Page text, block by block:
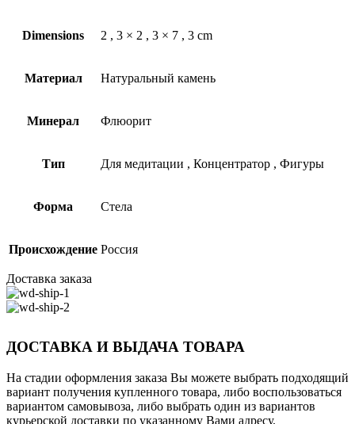
Dimensions 2 , 3 × 2 , 3 × 7 , 3 cm
Материал Натуральный камень
Минерал Флюорит
Тип Для медитации , Концентратор , Фигуры
Форма Стела
Происхождение Россия
Доставка заказа
ДОСТАВКА И ВЫДАЧА ТОВАРА
На стадии оформления заказа Вы можете выбрать подходящий
вариант получения купленного товара, либо воспользоваться
вариантом самовывоза, либо выбрать один из вариантов
курьерской доставки по указанному Вами адресу.